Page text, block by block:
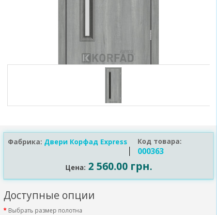
Фабрика: Двери Корфад Express Код товара:
000363
Цена: 2 560.00 грн.
Доступные опции
Выбрать размер полотна